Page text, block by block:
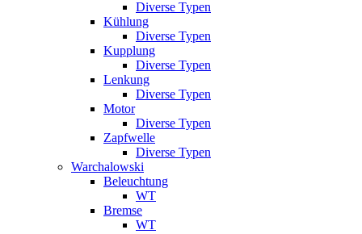
Diverse Typen
Kühlung
Diverse Typen
Kupplung
Diverse Typen
Lenkung
Diverse Typen
Motor
Diverse Typen
Zapfwelle
Diverse Typen
Warchalowski
Beleuchtung
WT
Bremse
WT